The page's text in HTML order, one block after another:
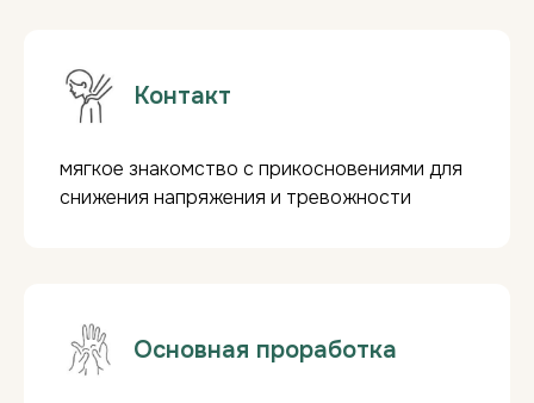
Контакт
мягкое знакомство с прикосновениями для
снижения напряжения и тревожности
Основная проработка
Скидка -5%при покупке 5 сеансов.
Скидка -10%